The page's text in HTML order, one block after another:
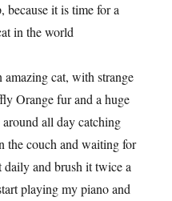
because it is time for a
in the world
amazing cat, with strange
Orange fur and a huge
all day catching
the couch and waiting for
daily and brush it twice a
playing my piano and